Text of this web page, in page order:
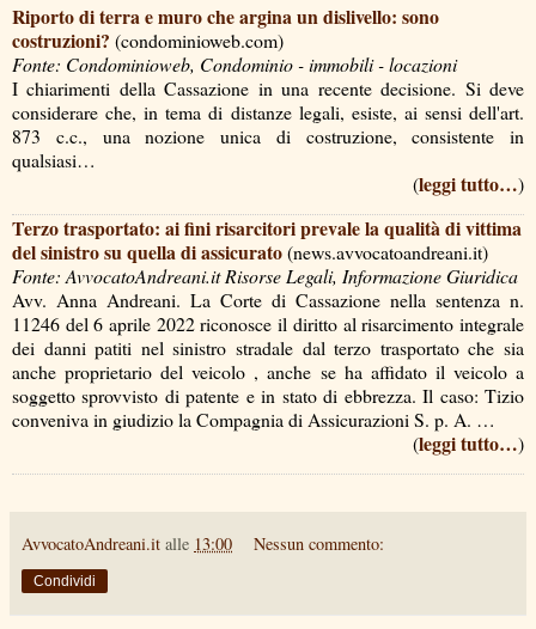
Riporto di terra e muro che argina un dislivello: sono
costruzioni? (condominioweb.com)
Fonte: Condominioweb, Condominio - immobili - locazioni
I chiarimenti della Cassazione in una recente decisione. Si deve
considerare che, in tema di distanze legali, esiste, ai sensi dell'art.
873 c.c., una nozione unica di costruzione, consistente in
qualsiasi…
(leggi tutto…)
Terzo trasportato: ai fini risarcitori prevale la qualità di vittima
del sinistro su quella di assicurato(news.avvocatoandreani.it)
Fonte: AvvocatoAndreani.it Risorse Legali, Informazione Giuridica
Avv. Anna Andreani. La Corte di Cassazione nella sentenza n.
11246 del 6 aprile 2022 riconosce il diritto al risarcimento integrale
dei danni patiti nel sinistro stradale dal terzo trasportato che sia
anche proprietario del veicolo , anche se ha affidato il veicolo a
soggetto sprovvisto di patente e in stato di ebbrezza. Il caso: Tizio
conveniva in giudizio la Compagnia di Assicurazioni S. p. A. …
(leggi tutto…)
AvvocatoAndreani.it alle 13:00 Nessun commento:
Condividi